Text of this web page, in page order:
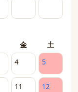
金
土
4 5
11 12